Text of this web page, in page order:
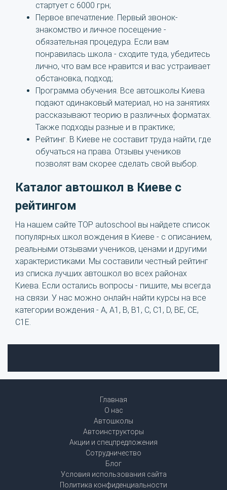
стартует с 6000 грн;
Первое впечатление. Первый звонок-
знакомство и личное посещение -
обязательная процедура. Если вам
понравилась школа - сходите туда, убедитесь
лично, что вам все нравится и вас устраивает
обстановка, подход;
Программа обучения. Все автошколы Киева
подают одинаковый материал, но на занятиях
рассказывают теорию в различных форматах.
Также подходы разные и в практике;
Рейтинг. В Киеве не составит труда найти, где
обучаться на права. Отзывы учеников
позволят вам скорее сделать свой выбор.
Каталог автошкол в Киеве с
рейтингом
На нашем сайте TOP autoschool вы найдете список
популярных школ вождения в Киеве - с описанием,
реальными отзывами учеников, ценами и другими
характеристиками. Мы составили честный рейтинг
из списка лучших автошкол во всех районах
Киева. Если остались вопросы - пишите, мы всегда
на связи. У нас можно онлайн найти курсы на все
категории вождения - A, A1, B, B1, C, C1, D, BE, CE,
C1E.
Главная
О нас
Автошколы
Автоинструкторы
Акции и спецпредложения
Сотрудничество
Блог
Условия использования сайта
Политика конфиденциальности